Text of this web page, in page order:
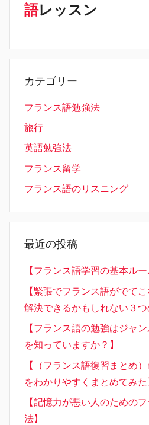
語レッスン
カテゴリー
フランス語勉強法
旅行
英語勉強法
フランス留学
フランス語のリスニング
最近の投稿
【フランス語学習の基本ルー
【緊張でフランス語がでて
解決できるかもしれない３つ
【フランス語の勉強はジャ
を知っていますか？】
【（フランス語復習まとめ
をわかりやすくまとめてみた
【記憶力が悪い人のための
法】